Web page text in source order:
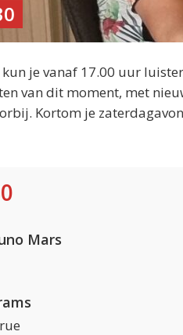
je vanaf 17.00 uur
van dit moment, met
Kortom je
Mars